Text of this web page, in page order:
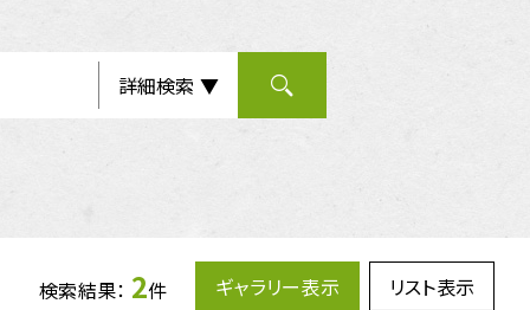
詳細検索 ▼
検索結果： 2件 ギャラリー表示 リスト表示